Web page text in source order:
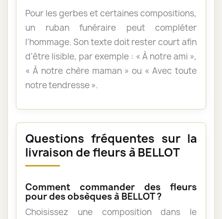
Pour les gerbes et certaines compositions,
un ruban funéraire peut compléter
l’hommage. Son texte doit rester court afin
d’être lisible, par exemple : « À notre ami »,
« À notre chère maman » ou « Avec toute
notre tendresse ».
Questions fréquentes sur la
livraison de fleurs à BELLOT
Comment commander des fleurs
pour des obsèques à BELLOT ?
Choisissez une composition dans le